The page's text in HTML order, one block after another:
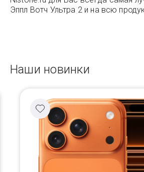
Эппл Вотч Ультра 2 и на всю
Наши новинки